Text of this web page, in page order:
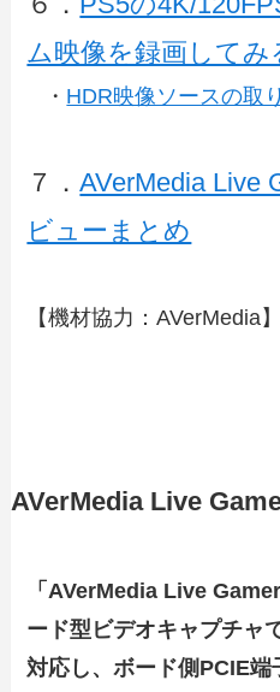
ム映像を録画してみ
・ HDR映像ソースの取
７．AVerMedia Live
ビューまとめ
【機材協力：AVerMedia】
AVerMedia Live
「AVerMedia Live
ード型ビデオキャプチャ
対応し、ボード側PCIE